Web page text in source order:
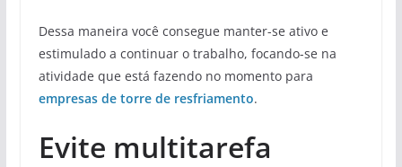
Dessa maneira você consegue manter-se ativo e
estimulado a continuar o trabalho, focando-se na
atividade que está fazendo no momento para
empresas de torre de resfriamento.
Evite multitarefa